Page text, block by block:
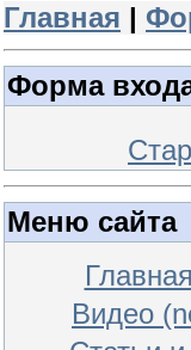
Главная |
Форма
Меню сайта
Видео